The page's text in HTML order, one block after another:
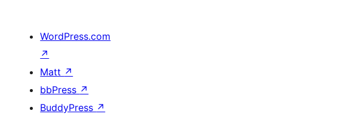
WordPress.com
↗
Matt ↗
bbPress ↗
BuddyPress ↗